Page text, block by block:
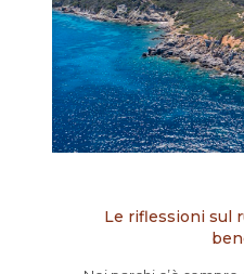
Le riflessioni sul